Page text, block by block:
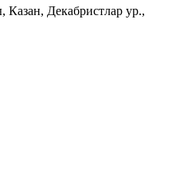
Казан, Декабристлар ур.,